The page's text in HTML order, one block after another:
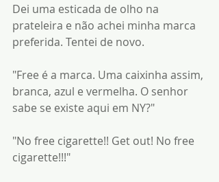
Dei uma esticada de olho na
prateleira e não achei minha marca
preferida. Tentei de novo.
"Free é a marca. Uma caixinha assim,
branca, azul e vermelha. O senhor
sabe se existe aqui em NY?"
"No free cigarette!! Get out! No free
cigarette!!!"